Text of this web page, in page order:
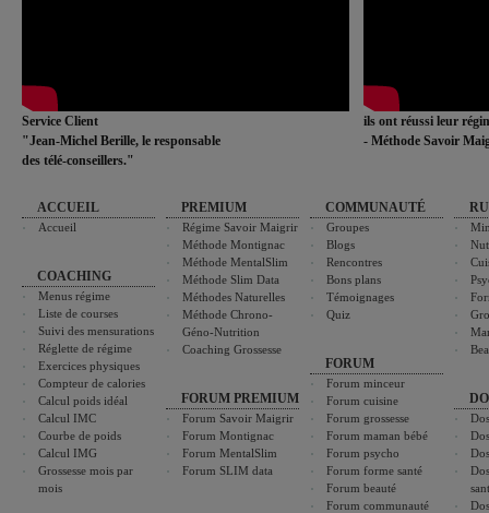
Service Client
"Jean-Michel Berille, le responsable
des télé-conseillers."
ils ont réussi leur
- Méthode Savoir
ACCUEIL
Accueil
COACHING
Menus régime
Liste de courses
Suivi des mensurations
Réglette de régime
Exercices physiques
Compteur de calories
Calcul poids idéal
Calcul IMC
Courbe de poids
Calcul IMG
Grossesse mois par
mois
PREMIUM
Régime Savoir Maigrir
Méthode Montignac
Méthode MentalSlim
Méthode Slim Data
Méthodes Naturelles
Méthode Chrono-
Géno-Nutrition
Coaching Grossesse
FORUM PREMIUM
Forum Savoir Maigrir
Forum Montignac
Forum MentalSlim
Forum SLIM data
COMMUNAUTÉ
Groupes
Blogs
Rencontres
Bons plans
Témoignages
Quiz
FORUM
Forum minceur
Forum cuisine
Forum grossesse
Forum maman bébé
Forum psycho
Forum forme santé
Forum beauté
Forum communauté